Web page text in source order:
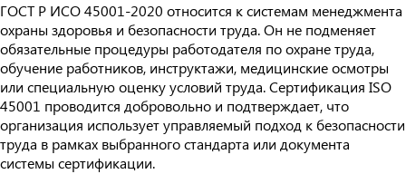
ГОСТ Р ИСО 45001-2020 относится к системам менеджмента
охраны здоровья и безопасности труда. Он не подменяет
обязательные процедуры работодателя по охране труда,
обучение работников, инструктажи, медицинские осмотры
или специальную оценку условий труда. Сертификация ISO
45001 проводится добровольно и подтверждает, что
организация использует управляемый подход к безопасности
труда в рамках выбранного стандарта или документа
системы сертификации.